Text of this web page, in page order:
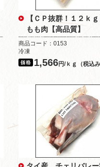
【ＣＰ抜群！１２ｋ
もも肉【高品質】
商品コード：0153
冷凍
1,566円/ｋｇ（税込